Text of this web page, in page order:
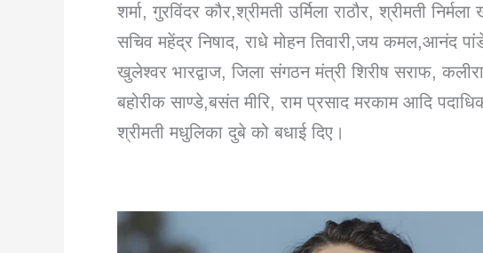
शर्मा, गुरविंदर कौर,श्रीमती उर्मिला राठौर, श्रीमती
सचिव महेंद्र निषाद, राधे मोहन तिवारी,जय कमल,आनंद
खुलेश्वर भारद्वाज, जिला संगठन मंत्री शिरीष सराफ,
बहोरीक साण्डे,बसंत मीरि, राम प्रसाद मरकाम आदि
श्रीमती मधुलिका दुबे को बधाई दिए।